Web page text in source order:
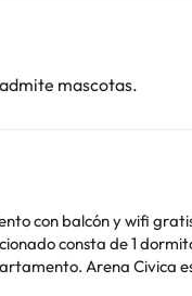
mascotas.
con balcón y wifi
(Aeropuerto de Milán -